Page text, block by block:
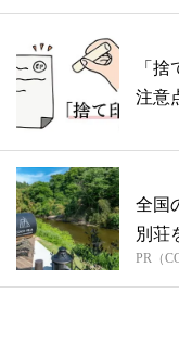
「
注意
全国
別荘
PR（